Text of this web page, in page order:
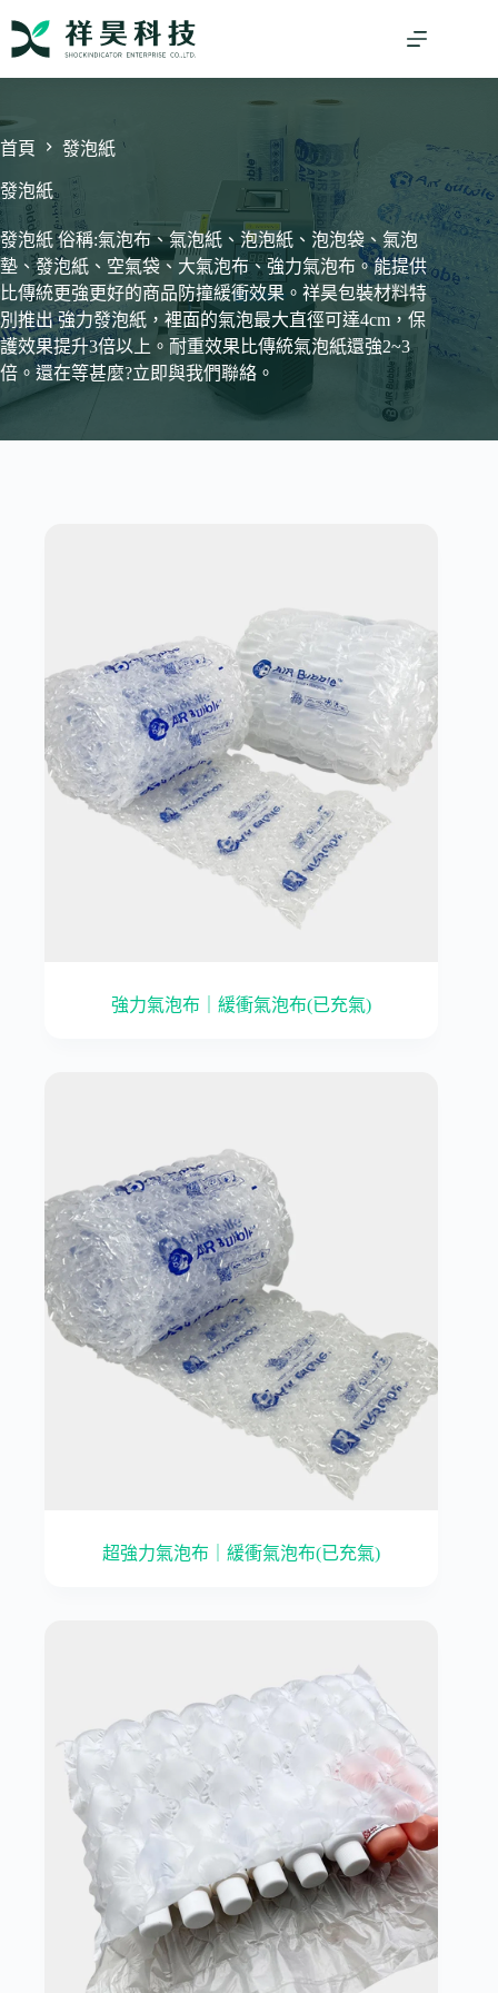
內
容
首頁 發泡紙
發泡紙
發泡紙 俗稱:氣泡布、氣泡紙、泡泡紙、泡泡袋、氣泡
墊、發泡紙、空氣袋、大氣泡布、強力氣泡布。能提供
比傳統更強更好的商品防撞緩衝效果。祥昊包裝材料特
別推出 強力發泡紙，裡面的氣泡最大直徑可達4cm，保
護效果提升3倍以上。耐重效果比傳統氣泡紙還強2~3
倍。還在等甚麼?立即與我們聯絡。
強力氣泡布｜緩衝氣泡布(已充氣)
超強力氣泡布｜緩衝氣泡布(已充氣)